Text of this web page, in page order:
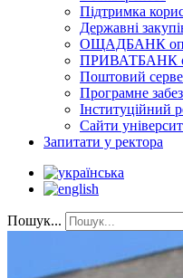
Підтримка
Державні
ОЩАДБАНК
ПРИВАТБАНК
Поштовий
Програмне
Інституційний
Сайти
Запитати у ректора
Пошук...